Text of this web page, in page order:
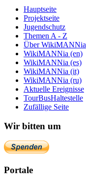
Hauptseite
Projektseite
Jugendschutz
Themen A - Z
Über WikiMANNia
WikiMANNia (en)
WikiMANNia (es)
WikiMANNia (it)
WikiMANNia (ru)
Aktuelle Ereignisse
TourBusHaltestelle
Zufällige Seite
Wir bitten um
Portale